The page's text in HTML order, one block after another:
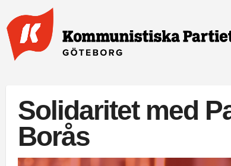
Solidaritet med
Borås